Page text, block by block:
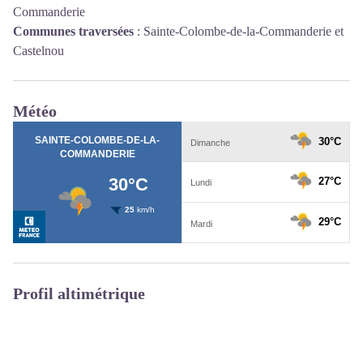
Commanderie
Communes traversées : Sainte-Colombe-de-la-Commanderie et
Castelnou
Météo
Profil altimétrique